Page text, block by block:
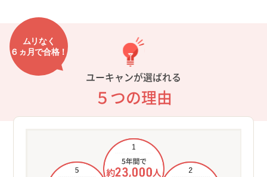
ムリなく
６ヵ月で合格！
ユーキャンが選ばれる
５つの理由